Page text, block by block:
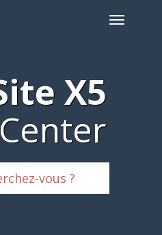
X5